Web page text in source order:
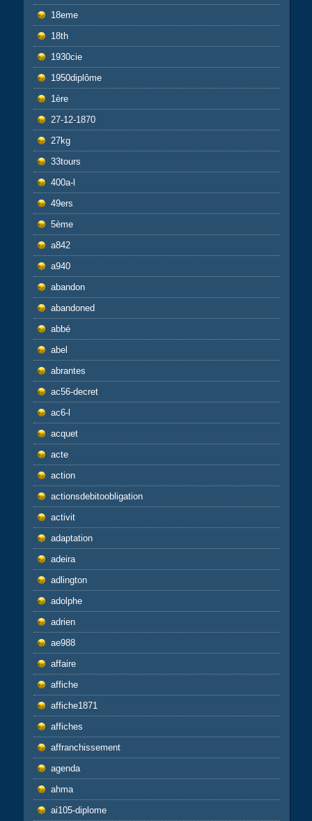
18eme
18th
1930cie
1950diplôme
1ère
27-12-1870
27kg
33tours
400a-l
49ers
5ème
a842
a940
abandon
abandoned
abbé
abel
abrantes
ac56-decret
ac6-l
acquet
acte
action
actionsdebitoobligation
activit
adaptation
adeira
adlington
adolphe
adrien
ae988
affaire
affiche
affiche1871
affiches
affranchissement
agenda
ahma
ai105-diplome